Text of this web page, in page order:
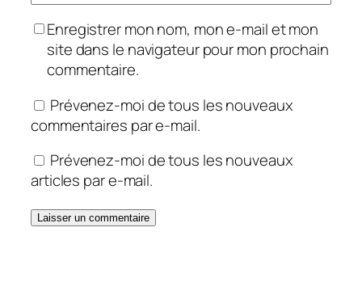
Enregistrer mon nom, mon e-mail et mon
site dans le navigateur pour mon prochain
commentaire.
Prévenez-moi de tous les nouveaux
commentaires par e-mail.
Prévenez-moi de tous les nouveaux
articles par e-mail.